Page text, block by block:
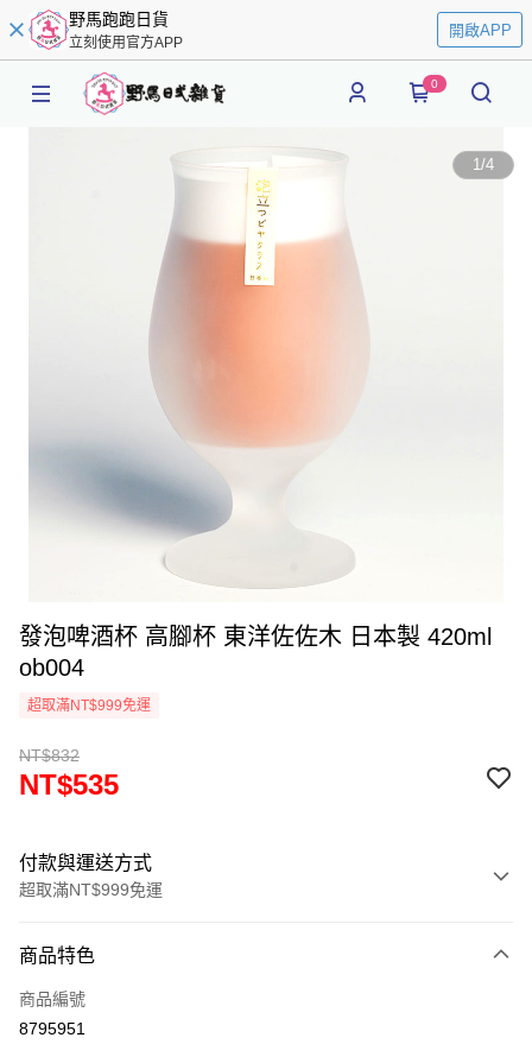
野馬跑跑日貨
立刻使用官方APP
開啟APP
0
1/4
發泡啤酒杯 高腳杯 東洋佐佐木 日本製 420ml
ob004
超取滿NT$999免運
NT$832
NT$535
付款與運送方式
超取滿NT$999免運
信用卡一次付款
信用卡分期付款
商品特色
商品編號
8795951